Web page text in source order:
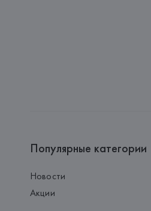
Популярные категории
Новости
Акции